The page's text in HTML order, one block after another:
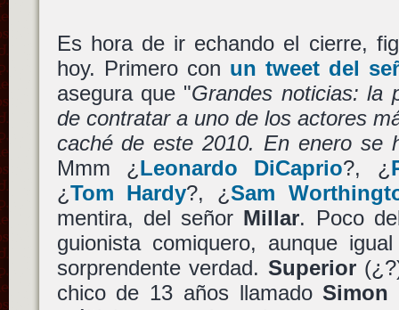
Es hora de ir echando el cierre,
hoy. Primero con un tweet del
asegura que "Grandes noticias: la
de contratar a uno de los actores
caché de este 2010. En enero se
Mmm ¿ Leonardo DiCaprio?, ¿
¿ Tom Hardy?, ¿Sam
mentira, del señor Millar. Poco
guionista comiquero, aunque
sorprendente verdad. Superior
chico de 13 años llamadoSimon